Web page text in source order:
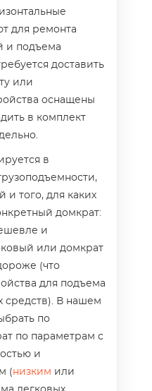
для ремонта
и подъема
доставить
или
оснащены
в комплект
в
и того, для каких
домкрат:
и
или домкрат
(что
для подъема
средств). В нашем
по
по параметрам с
и
(низким или